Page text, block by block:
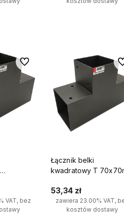
VAT, bez
Do ulubionych
Łącznik belki
kwadratowy T
końce
53,34 zł
zawiera 23.00% VAT,
kosztów dostawy